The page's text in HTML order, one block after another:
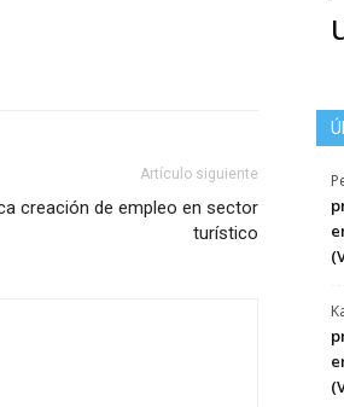
Artículo siguiente
creación de empleo en sector
turístico